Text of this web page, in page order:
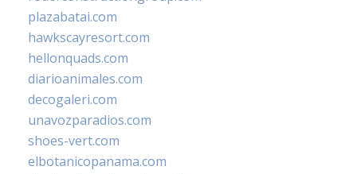
plazabatai.com
hawkscayresort.com
hellonquads.com
diarioanimales.com
decogaleri.com
unavozparadios.com
shoes-vert.com
elbotanicopanama.com